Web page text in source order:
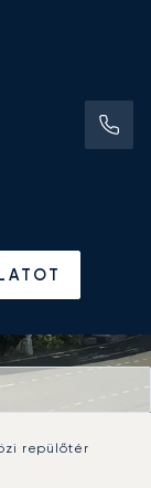
repülőtér